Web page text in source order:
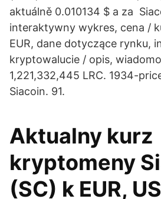
aktuálně 0.010134 $ a za
interaktywny wykres, cena /
EUR, dane dotyczące rynku,
kryptowalucie / opis,
1,221,332,445 LRC. 1934-
Siacoin. 91.
Aktualny kurz
kryptomeny
(SC) k EUR,